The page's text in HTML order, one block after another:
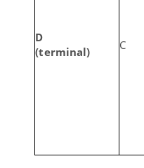
D
(terminal)
C